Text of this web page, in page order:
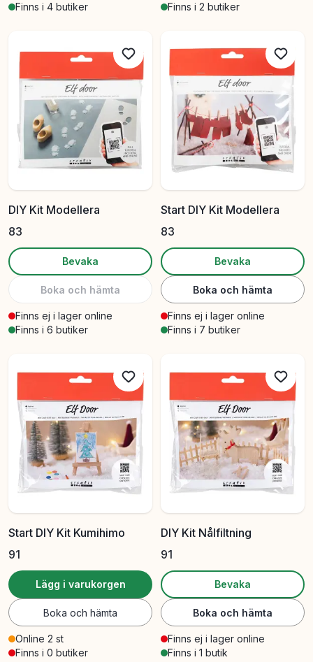
Finns i 4 butiker
Finns i 2 butiker
DIY Kit Modellera
83
Bevaka
Boka och hämta
Finns ej i lager online
Finns i 6 butiker
Start DIY Kit Modellera
83
Bevaka
Boka och hämta
Finns ej i lager online
Finns i 7 butiker
Start DIY Kit Kumihimo
91
Lägg i varukorgen
Boka och hämta
Online 2 st
Finns i 0 butiker
DIY Kit Nålfiltning
91
Bevaka
Boka och hämta
Finns ej i lager online
Finns i 1 butik